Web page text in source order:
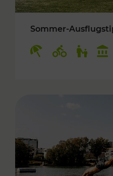
Sommer-